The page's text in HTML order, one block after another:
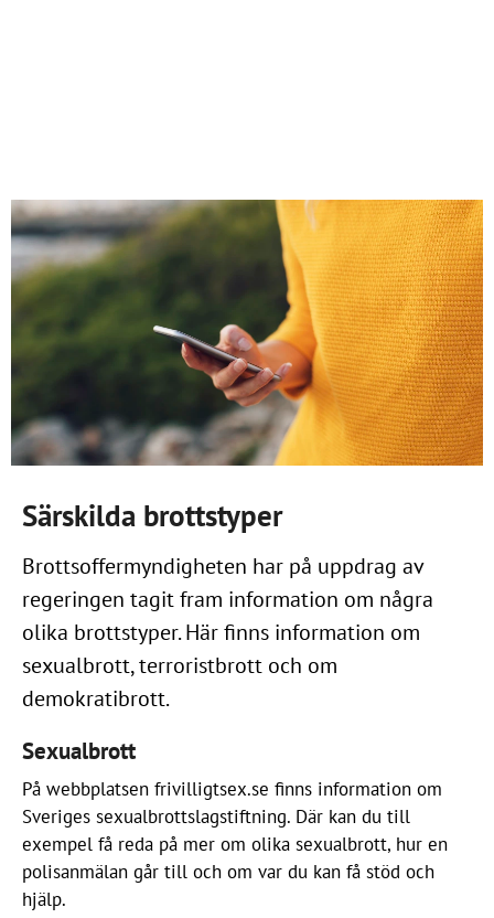
Särskilda brottstyper
Brottsoffermyndigheten har på uppdrag av
regeringen tagit fram information om några
olika brottstyper. Här finns information om
sexualbrott, terroristbrott och om
demokratibrott.
Sexualbrott
På webbplatsen frivilligtsex.se finns information om
Sveriges sexualbrottslagstiftning. Där kan du till
exempel få reda på mer om olika sexualbrott, hur en
polisanmälan går till och om var du kan få stöd och
hjälp.